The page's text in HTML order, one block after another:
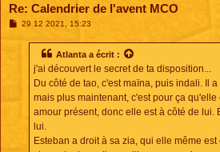
Re: Calendrier de l'avent MCO
M29 12 2021, 15:23
Atlantaa écrit :
j'ai découvert le secret de ta disposition...
Du côté de tao, c'est maïna, puis indali. Il
mais plus maintenant, c'est pour ça
amour présent, donc elle est à côté de lui.
lui.
Esteban a droit à sa zia, qui elle même